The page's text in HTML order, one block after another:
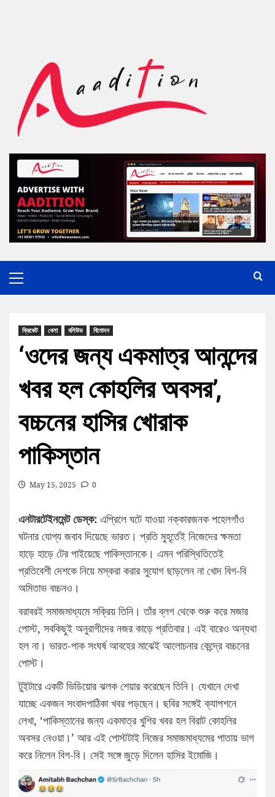
ক্রিকেট খেলা বলিউড বিনোদন
‘ওদের জন্য একমাত্র আনন্দের
খবর হল কোহলির অবসর’,
বচ্চনের হাসির খোরাক
পাকিস্তান
May 15, 2025 0
এনটারটেইনমেন্ট ডেস্ক: এপ্রিলে ঘটে যাওয়া নক্কারজনক পহেলগাঁও
ঘটনার যোগ্য জবাব দিয়েছে ভারত। প্রতি মুহূর্তেই নিজেদের ক্ষমতা
হাড়ে হাড়ে টের পাইয়েছে পাকিস্তানকে। এমন পরিস্থিতিতেই
প্রতিবেশী দেশকে নিয়ে মস্করা করার সুযোগ ছাড়লেন না খোদ বিগ-বি
অমিতাভ বচ্চনও।
বরাবরই সমাজমাধ্যমে সক্রিয় তিনি। তাঁর ব্লগ থেকে শুরু করে মজার
পোস্ট, সবকিছুই অনুরাগীদের নজর কাড়ে প্রতিবার। এই বারেও অন্যথা
হল না। ভারত-পাক সংঘর্ষ আবহের মাঝেই আলোচনার কেন্দ্রে বচ্চনের
পোস্ট।
টুইটারে একটি ভিডিয়োর ঝলক শেয়ার করেছেন তিনি। যেখানে দেখা
যাচ্ছে একজন সংবাদপাঠিকা খবর পড়ছেন। ছবির সঙ্গেই ক্যাপশনে
লেখা, ‘পাকিস্তানের জন্য একমাত্র খুশির খবর হল বিরাট কোহলির
অবসর নেওয়া।’ আর এই পোস্টটাই নিজের সমাজমাধ্যমের পাতায় ভাগ
করে নিলেন বিগ-বি। সেই সঙ্গে জুড়ে দিলেন হাসির ইমোজি।